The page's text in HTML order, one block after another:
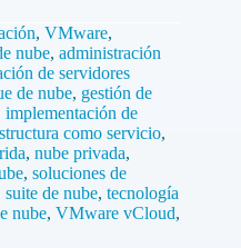
, VMware,
nube, administración
de servidores
de nube, gestión de
implementación de
como servicio,
, nube privada,
, soluciones de
suite de nube, tecnología
nube, VMware vCloud,